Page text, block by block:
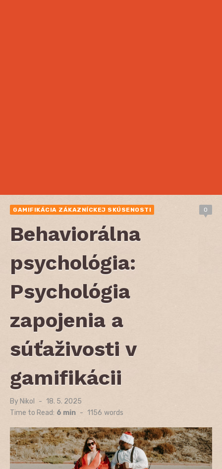
GAMIFIKÁCIA ZÁKAZNÍCKEJ SKÚSENOSTI 0
Behaviorálna
psychológia:
Psychológia
zapojenia a
súťaživosti v
gamifikácii
By Nikol
Posted
on
18. 5. 2025
Time to Read: 6 min - 1156 words